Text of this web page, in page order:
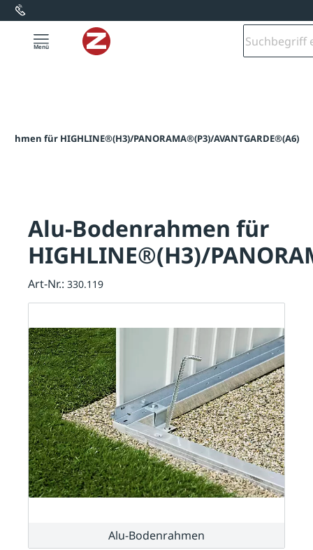
springen
für HIGHLINE®(H3)/PANORAMA®(P3)/AVANTGARDE®(A6)
Alu-Bodenrahmen für
HIGHLINE®(H3)/
Art-Nr.: 330.119
Alu-Bodenrahmen